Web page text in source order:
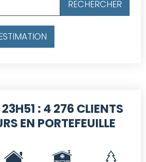
: 4 276 CLIENTS
EN PORTEFEUILLE